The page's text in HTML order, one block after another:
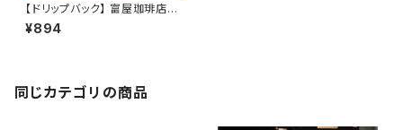
【ドリップバック】 富屋珈琲店オ
リジナル ( 10g×6杯分 ) ブレン
ド 通販 富屋珈琲店
¥894
同じカテゴリの商品